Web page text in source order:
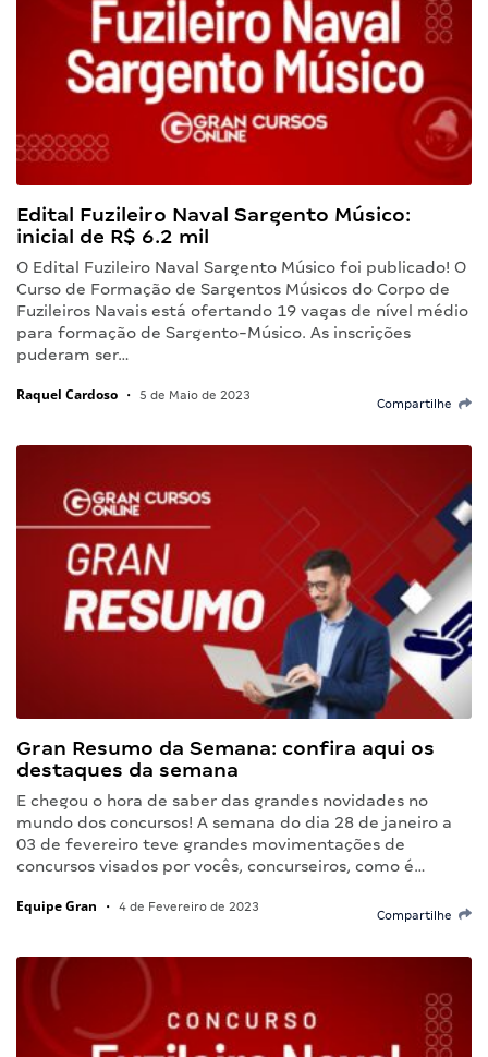
Edital Fuzileiro Naval Sargento Músico:
inicial de R$ 6.2 mil
O Edital Fuzileiro Naval Sargento Músico foi publicado! O
Curso de Formação de Sargentos Músicos do Corpo de
Fuzileiros Navais está ofertando 19 vagas de nível médio
para formação de Sargento-Músico. As inscrições
puderam ser…
Raquel Cardoso • 5 de Maio de 2023
Compartilhe
Gran Resumo da Semana: confira aqui os
destaques da semana
E chegou o hora de saber das grandes novidades no
mundo dos concursos! A semana do dia 28 de janeiro a
03 de fevereiro teve grandes movimentações de
concursos visados por vocês, concurseiros, como é…
Equipe Gran • 4 de Fevereiro de 2023
Compartilhe